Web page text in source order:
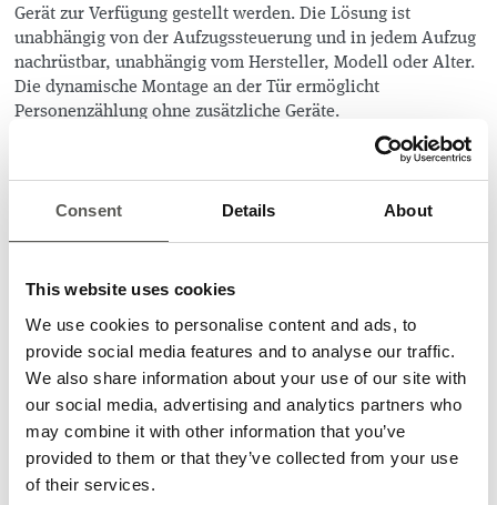
Consent Details About
This website uses cookies
We use cookies to personalise content and ads, to
provide social media features and to analyse our traffic.
We also share information about your use of our site with
our social media, advertising and analytics partners who
may combine it with other information that you’ve
provided to them or that they’ve collected from your use
of their services.
Gerät zur Verfügung gestellt werden. Die Lösung ist
unabhängig von der Aufzugssteuerung und in jedem Aufzug
nachrüstbar, unabhängig vom Hersteller, Modell oder Alter.
Die dynamische Montage an der Tür ermöglicht
Personenzählung ohne zusätzliche Geräte.
ist unsere cloudbasierte IoT-Plattform für
für alle Beteiligten:
bevor der Kunde anruft, um eine Störung zu melden.
Aufzugstechniker erhalten verwertbare Informationen
über die Ursache und den Ort des Fehlers direkt auf ihre
mobilen Geräte, sodass sie vorbereitet ankommen und
Probleme beim ersten Besuch schnell beheben
können.
Facility Manager können alle Aufzüge im Blick behalten
und erkennen, ob es ein Problem gibt, das sofort
behoben werden muss, oder ob ein erhöhter